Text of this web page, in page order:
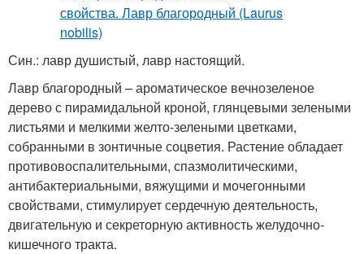
Син.: лавр душистый, лавр настоящий.
Лавр благородный – ароматическое вечнозеленое
дерево с пирамидальной кроной, глянцевыми зелеными
листьями и мелкими желто-зелеными цветками,
собранными в зонтичные соцветия. Растение обладает
противовоспалительными, спазмолитическими,
антибактериальными, вяжущими и мочегонными
свойствами, стимулирует сердечную деятельность,
двигательную и секреторную активность желудочно-
кишечного тракта.